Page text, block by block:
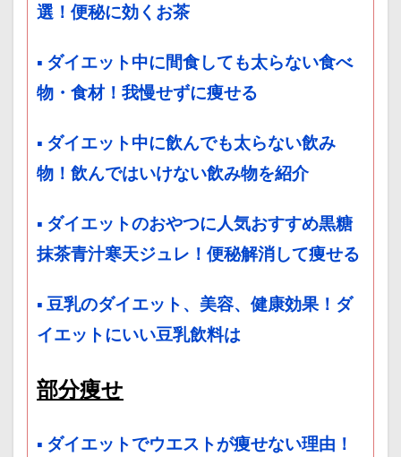
選！便秘に効くお茶
▪ ダイエット中に間食しても太らない食べ
物・食材！我慢せずに痩せる
▪ ダイエット中に飲んでも太らない飲み
物！飲んではいけない飲み物を紹介
▪ ダイエットのおやつに人気おすすめ黒糖
抹茶青汁寒天ジュレ！便秘解消して痩せる
▪ 豆乳のダイエット、美容、健康効果！ダ
イエットにいい豆乳飲料は
部分痩せ
▪ ダイエットでウエストが痩せない理由！